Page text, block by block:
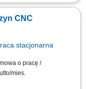
oraz tokarek
modyfikacji;
na urządzeniach do
CNC
stacjonarna
o pracę /
mies.